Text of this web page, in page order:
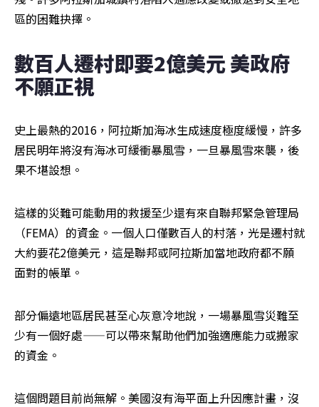
區的困難抉擇。
數百人遷村即要2億美元 美政府
不願正視
史上最熱的2016，阿拉斯加海冰生成速度極度緩慢，許多
居民明年將沒有海冰可緩衝暴風雪，一旦暴風雪來襲，後
果不堪設想。
這樣的災難可能動用的救援至少還有來自聯邦緊急管理局
（FEMA）的資金。一個人口僅數百人的村落，光是遷村就
大約要花2億美元，這是聯邦或阿拉斯加當地政府都不願
面對的帳單。
部分偏遠地區居民甚至心灰意冷地說，一場暴風雪災難至
少有一個好處——可以帶來幫助他們加強適應能力或搬家
的資金。
這個問題目前尚無解。美國沒有海平面上升因應計畫，沒